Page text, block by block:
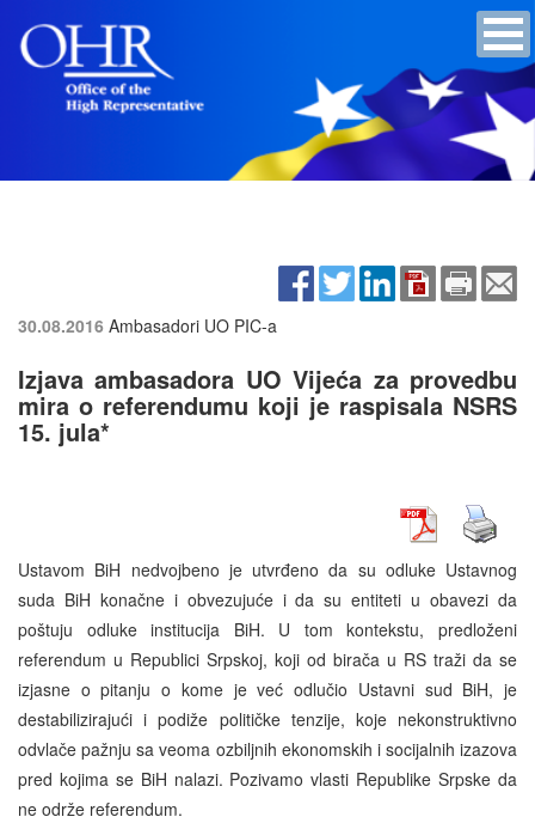
30.08.2016 Ambasadori UO PIC-a
Izjava ambasadora UO Vijeća za provedbu
mira o referendumu koji je raspisala NSRS
15. jula*
Ustavom BiH nedvojbeno je utvrđeno da su odluke Ustavnog
suda BiH konačne i obvezujuće i da su entiteti u obavezi da
poštuju odluke institucija BiH. U tom kontekstu, predloženi
referendum u Republici Srpskoj, koji od birača u RS traži da se
izjasne o pitanju o kome je već odlučio Ustavni sud BiH, je
destabilizirajući i podiže političke tenzije, koje nekonstruktivno
odvlače pažnju sa veoma ozbiljnih ekonomskih i socijalnih izazova
pred kojima se BiH nalazi. Pozivamo vlasti Republike Srpske da
ne održe referendum.